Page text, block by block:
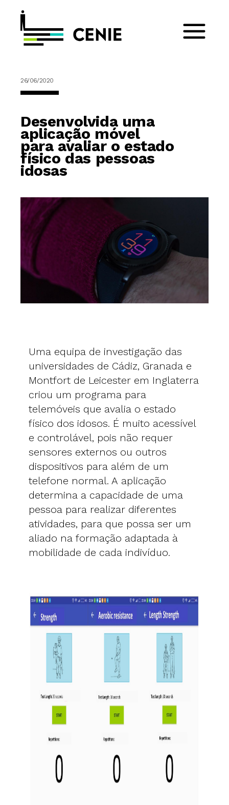
26/06/2020
Desenvolvida uma
aplicação móvel
para avaliar o estado
físico das pessoas
idosas
Uma equipa de investigação das
universidades de Cádiz, Granada e
Montfort de Leicester em Inglaterra
criou um programa para
telemóveis que avalia o estado
físico dos idosos. É muito acessível
e controlável, pois não requer
sensores externos ou outros
dispositivos para além de um
telefone normal. A aplicação
determina a capacidade de uma
pessoa para realizar diferentes
atividades, para que possa ser um
aliado na formação adaptada à
mobilidade de cada indivíduo.